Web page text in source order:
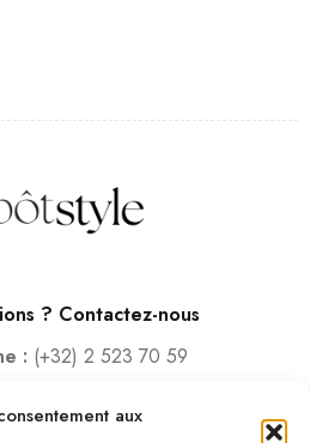
aux
? Contactez-nous
: (+32) 2 523 70 59
Deux Gares 6, 1070 Bruxelles